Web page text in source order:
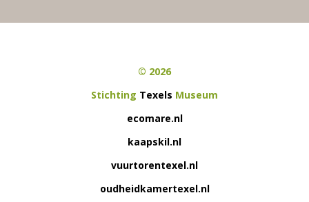
© 2026
Stichting Texels Museum
ecomare.nl
kaapskil.nl
vuurtorentexel.nl
oudheidkamertexel.nl